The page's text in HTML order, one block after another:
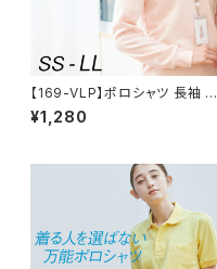
【169-VLP】ポロシャツ 長袖 メ
ンズ レディース 無地 シンプル
シンプルコーデ プチプラ プチプ
¥1,280